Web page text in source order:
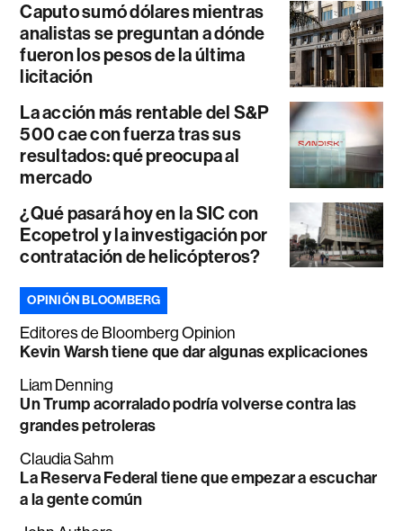
Caputo sumó dólares mientras
analistas se preguntan a dónde
fueron los pesos de la última
licitación
La acción más rentable del S&P
500 cae con fuerza tras sus
resultados: qué preocupa al
mercado
¿Qué pasará hoy en la SIC con
Ecopetrol y la investigación por
contratación de helicópteros?
OPINIÓN BLOOMBERG
Editores de Bloomberg Opinion
Kevin Warsh tiene que dar algunas explicaciones
Liam Denning
Un Trump acorralado podría volverse contra las
grandes petroleras
Claudia Sahm
La Reserva Federal tiene que empezar a escuchar
a la gente común